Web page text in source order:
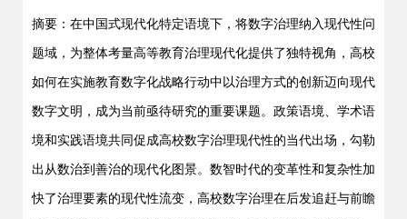
o
n
摘要：在中国式现代化特定语境下，将数字治理纳入现代性问
题域，为整体考量高等教育治理现代化提供了独特视角，高校
如何在实施教育数字化战略行动中以治理方式的创新迈向现代
数字文明，成为当前亟待研究的重要课题。政策语境、学术语
境和实践语境共同促成高校数字治理现代性的当代出场，勾勒
出从数治到善治的现代化图景。数智时代的变革性和复杂性加
快了治理要素的现代性流变，高校数字治理在后发追赶与前瞻